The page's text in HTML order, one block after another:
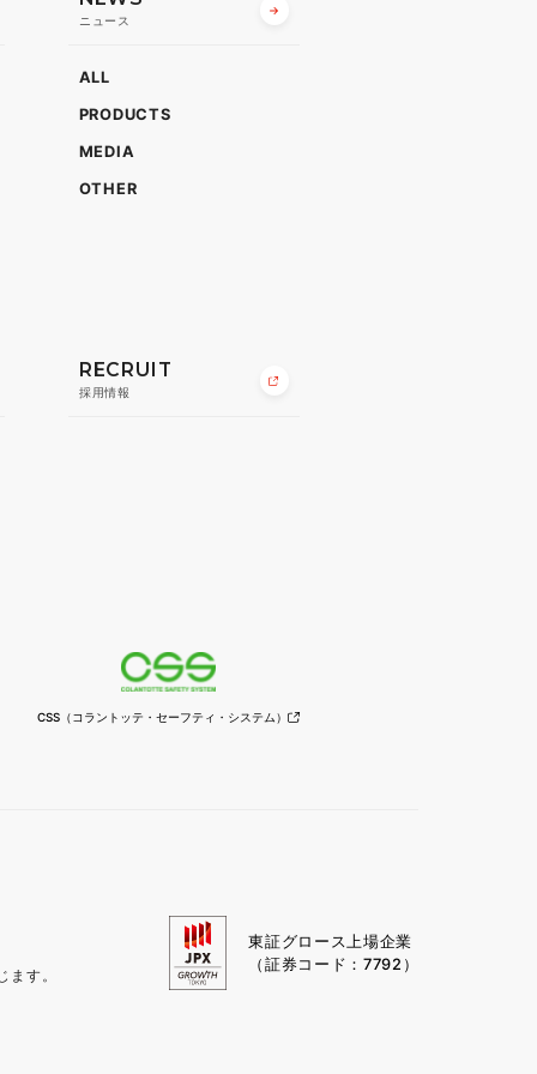
ニュース
ALL
PRODUCTS
MEDIA
OTHER
RECRUIT
採用情報
CSS （コラントッテ・セーフティ・ システム）
ます。
東証グロース上場企業
（証券コード：7792）